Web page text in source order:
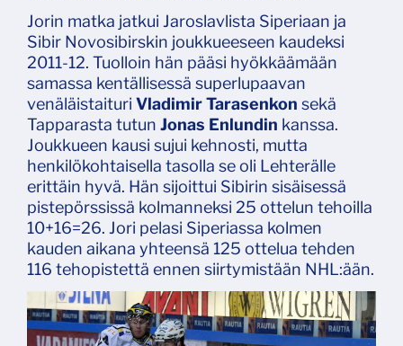
Jorin matka jatkui Jaroslavlista Siperiaan ja
Sibir Novosibirskin joukkueeseen kaudeksi
2011-12. Tuolloin hän pääsi hyökkäämään
samassa kentällisessä superlupaavan
venäläistaituri Vladimir Tarasenkon sekä
Tapparasta tutun Jonas Enlundin kanssa.
Joukkueen kausi sujui kehnosti, mutta
henkilökohtaisella tasolla se oli Lehterälle
erittäin hyvä. Hän sijoittui Sibirin sisäisessä
pistepörssissä kolmanneksi 25 ottelun tehoilla
10+16=26. Jori pelasi Siperiassa kolmen
kauden aikana yhteensä 125 ottelua tehden
116 tehopistettä ennen siirtymistään NHL:ään.